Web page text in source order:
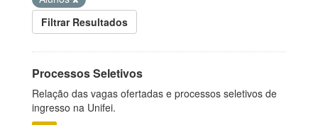
Filtrar Resultados
Processos Seletivos
Relação das vagas ofertadas e processos seletivos de
ingresso na Unifei.